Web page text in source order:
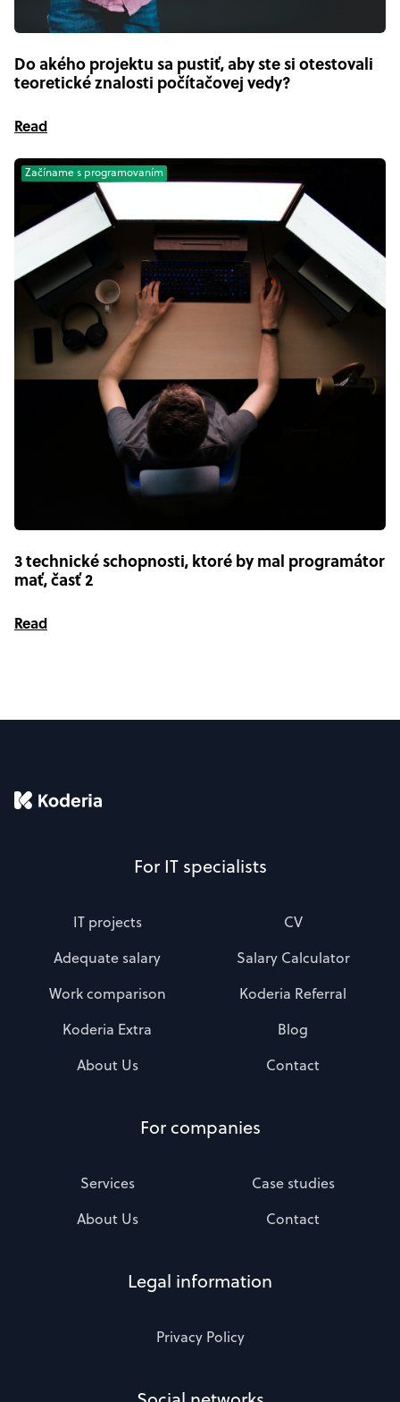
Do akého projektu sa pustiť, aby ste si otestovali
teoretické znalosti počítačovej vedy?
Read
Začíname s programovaním
3 technické schopnosti, ktoré by mal programátor
mať, časť 2
Read
For IT specialists
IT projects
CV
Adequate salary
Salary Calculator
Work comparison
Koderia Referral
Koderia Extra
Blog
About Us
Contact
For companies
Services
Case studies
About Us
Contact
Legal information
Privacy Policy